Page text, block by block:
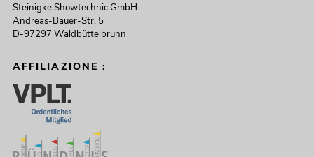
Steinigke Showtechnic GmbH
Andreas-Bauer-Str. 5
D-97297 Waldbüttelbrunn
AFFILIAZIONE :